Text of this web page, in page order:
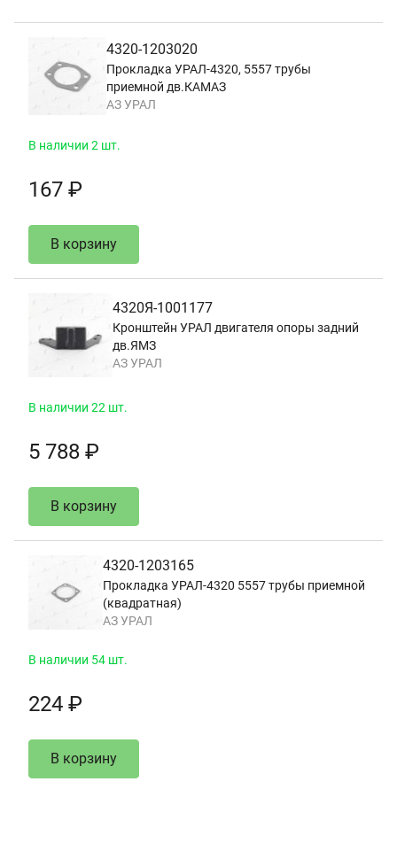
4320-1203020
Прокладка УРАЛ-4320, 5557 трубы
приемной дв.КАМАЗ
АЗ УРАЛ
В наличии 2 шт.
167 ₽
В корзину
4320Я-1001177
Кронштейн УРАЛ двигателя опоры задний
дв.ЯМЗ
АЗ УРАЛ
В наличии 22 шт.
5 788 ₽
В корзину
4320-1203165
Прокладка УРАЛ-4320 5557 трубы приемной
(квадратная)
АЗ УРАЛ
В наличии 54 шт.
224 ₽
В корзину